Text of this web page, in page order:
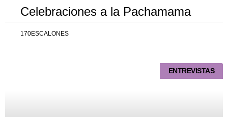
Celebraciones a la Pachamama
170ESCALONES
ENTREVISTAS